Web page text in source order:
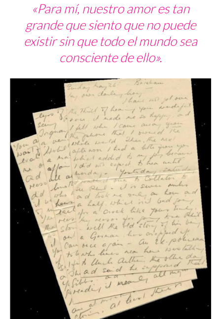
«Para mí, nuestro amor es tan
grande que siento que no puede
existir sin que todo el mundo sea
consciente de ello».